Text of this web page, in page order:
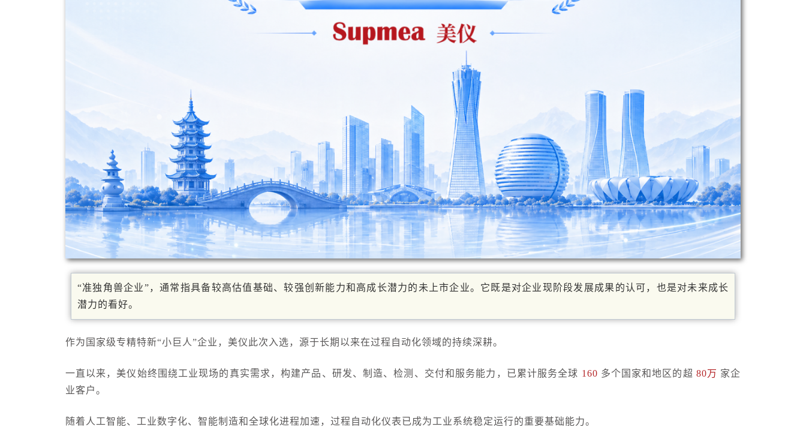
“准独角兽企业”，通常指具备较高估值基础、较强创新能力和高成长潜力的未上市企业。它既是对企业现阶段发展成果的认可，也是对未来成长
潜力的看好。
作为国家级专精特新“小巨人”企业，美仪此次入选，源于长期以来在过程自动化领域的持续深耕。
一直以来，美仪始终围绕工业现场的真实需求，构建产品、研发、制造、检测、交付和服务能力，已累计服务全球 160 多个国家和地区的超 80万 家企
业客户。
随着人工智能、工业数字化、智能制造和全球化进程加速，过程自动化仪表已成为工业系统稳定运行的重要基础能力。